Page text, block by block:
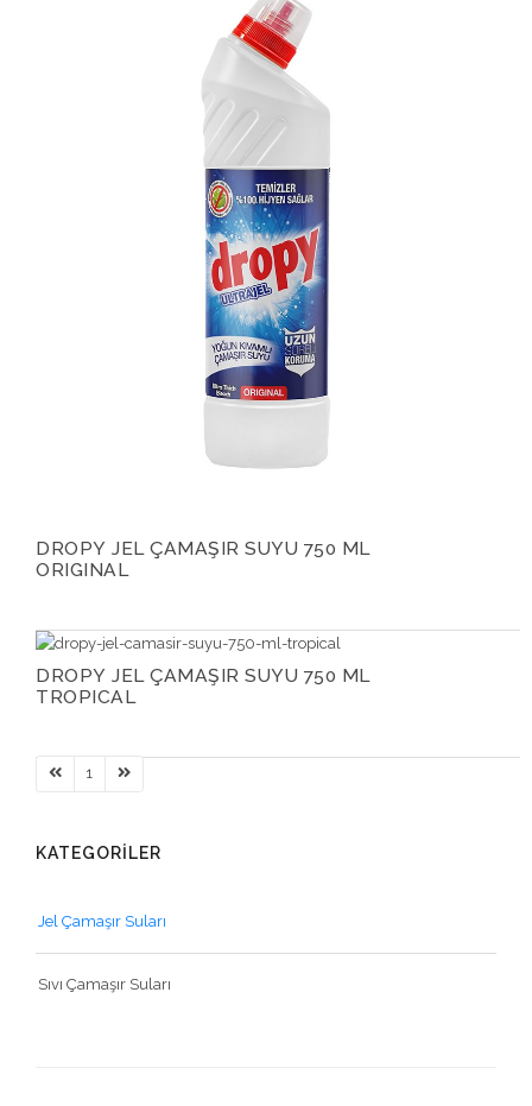
DROPY JEL ÇAMAŞIR SUYU 750 ML
ORIGINAL
DROPY JEL ÇAMAŞIR SUYU 750 ML
TROPICAL
1
KATEGORİLER
Jel Çamaşır Suları
Sıvı Çamaşır Suları